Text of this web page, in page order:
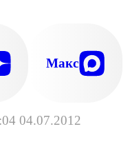
04.07.2012
Макс